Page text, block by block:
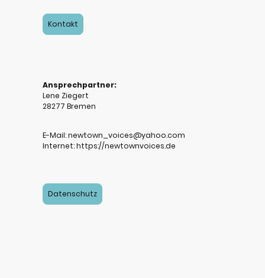
Kontakt
Ansprechpartner:
Lene Ziegert
28277 Bremen
E-Mail: newtown_voices@yahoo.com
Internet: https://newtownvoices.de
Datenschutz